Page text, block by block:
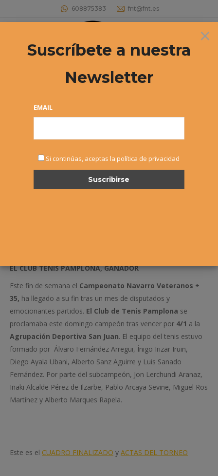
608875383 fnt@fnt.es
Buscar:
EL CLUB TENIS PAMPLONA, GANADOR
Este fin de semana el Campeonato Navarro Veteranos +
35, ha llegado a su fin tras un mes de disputados y
emocionantes partidos. El Club de Tenis Pamplona se
proclamaba este domingo campeón tras vencer por 4/1 a la
Agrupación Deportiva San Juan. El equipo del tenis estuvo
formado por Álvaro Fernández Arregui, Íñigo Irizar Iruin,
Diego Ayala Ubani, Alberto Sanz Aguirre y Luis Sanado
Fernández. Por parte del subcampeón, Jon Lerchundi Aranaz,
Iñaki Alcalde Pérez de Ilzarbe, Pablo Arcaya Sevine, Miguel Ros
Martínez y Alberto Marques Rapela.
Este es el CUADRO FINALIZADO y ACTAS DEL TORNEO
×
Suscríbete a nuestra
Newsletter
EMAIL
Si continúas, aceptas la política de privacidad